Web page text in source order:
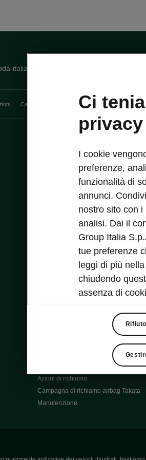
italia.it
Cataloghi e Listini Car Configurator Rete
Aziende e P.IVA
Usato Škoda Plus
Cataloghi e listini
Richiedi Preventivo
Richiedi Test Drive
Post-vendita aziende e P.IVA
Škoda Supercard
Azioni di richiamo
Campagna di richiamo airbag Takata
Manutenzione
Ci
privacy
I cookie
preferenze,
funzionalità di
annunci.
nostro sito con
analisi. Dai il
Group Italia
tue preferenze
leggi di più
chiudendo
assenza di